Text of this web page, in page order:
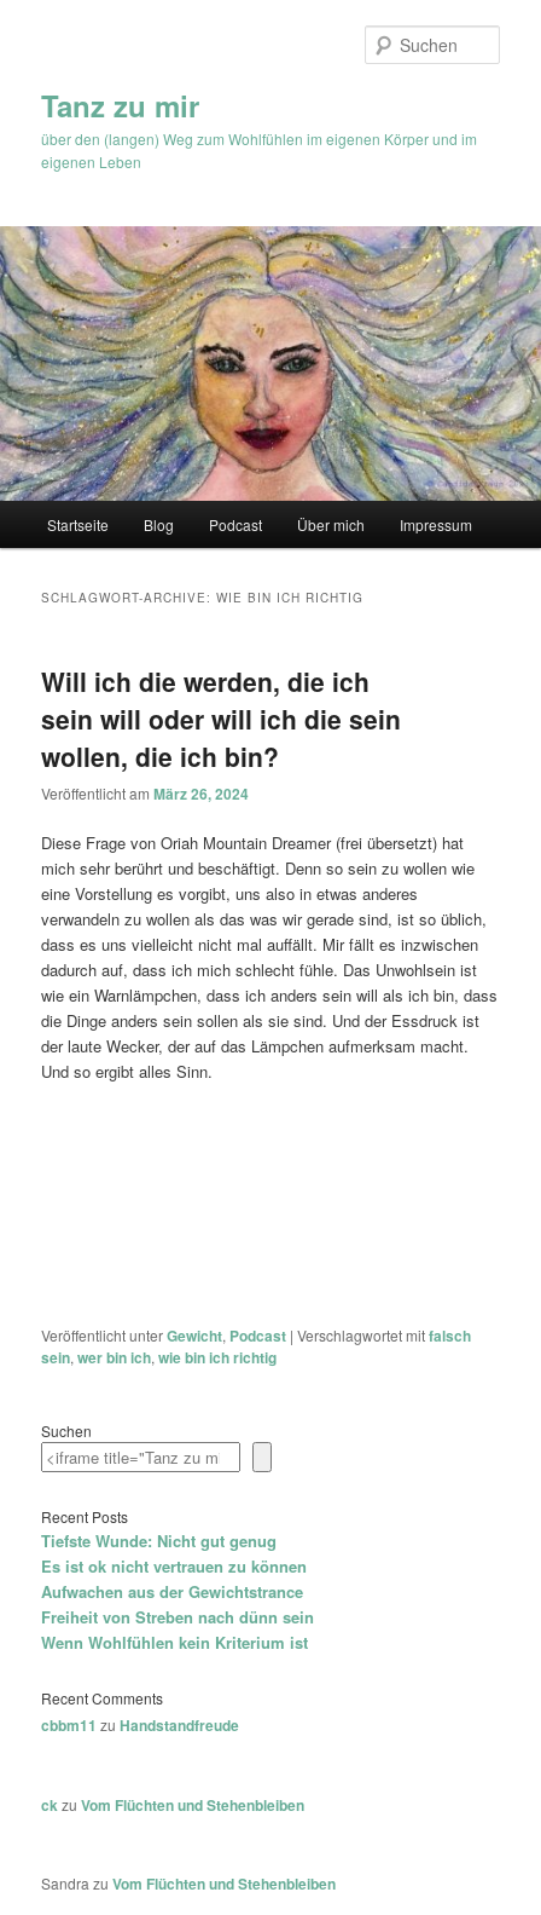
Tanz zu mir
über den (langen) Weg zum Wohlfühlen im eigenen Körper und im
eigenen Leben
Startseite Blog Podcast Über mich Impressum
SCHLAGWORT-ARCHIVE:WIE BIN ICH RICHTIG
Will ich die werden, die ich
sein will oder will ich die sein
wollen, die ich bin?
Veröffentlicht amMärz 26, 2024
Diese Frage von Oriah Mountain Dreamer (frei übersetzt) hat
mich sehr berührt und beschäftigt. Denn so sein zu wollen wie
eine Vorstellung es vorgibt, uns also in etwas anderes
verwandeln zu wollen als das was wir gerade sind, ist so üblich,
dass es uns vielleicht nicht mal auffällt. Mir fällt es inzwischen
dadurch auf, dass ich mich schlecht fühle. Das Unwohlsein ist
wie ein Warnlämpchen, dass ich anders sein will als ich bin, dass
die Dinge anders sein sollen als sie sind. Und der Essdruck ist
der laute Wecker, der auf das Lämpchen aufmerksam macht.
Und so ergibt alles Sinn.
Veröffentlicht unterGewicht, Podcast |Verschlagwortet mitfalsch
sein,wer bin ich,wie bin ich richtig
Suchen
Recent Posts
Tiefste Wunde: Nicht gut genug
Es ist ok nicht vertrauen zu können
Aufwachen aus der Gewichtstrance
Freiheit von Streben nach dünn sein
Wenn Wohlfühlen kein Kriterium ist
Recent Comments
cbbm11 zuHandstandfreude
ckzuVom Flüchten und Stehenbleiben
Sandra zuVom Flüchten und Stehenbleiben